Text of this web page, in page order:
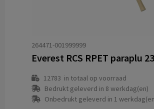
264471-001999999
Everest RCS RPET paraplu
12783 in totaal op voorraad
Bedrukt geleverd in 8 werkdag(en)
Onbedrukt geleverd in 1